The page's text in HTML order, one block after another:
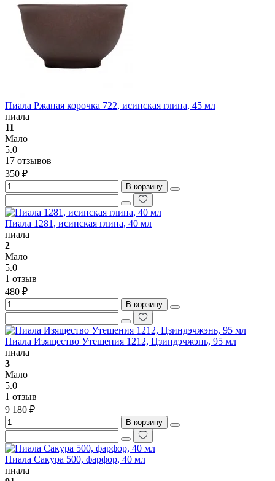
Пиала Ржаная корочка 722, исинская глина, 45 мл
пиала
11
Мало
5.0
17 отзывов
350 ₽
В корзину
Пиала 1281, исинская глина, 40 мл
пиала
2
Мало
5.0
1 отзыв
480 ₽
В корзину
Пиала Изящество Утешения 1212, Цзиндэчжэнь, 95 мл
пиала
3
Мало
5.0
1 отзыв
9 180 ₽
В корзину
Пиала Сакура 500, фарфор, 40 мл
пиала